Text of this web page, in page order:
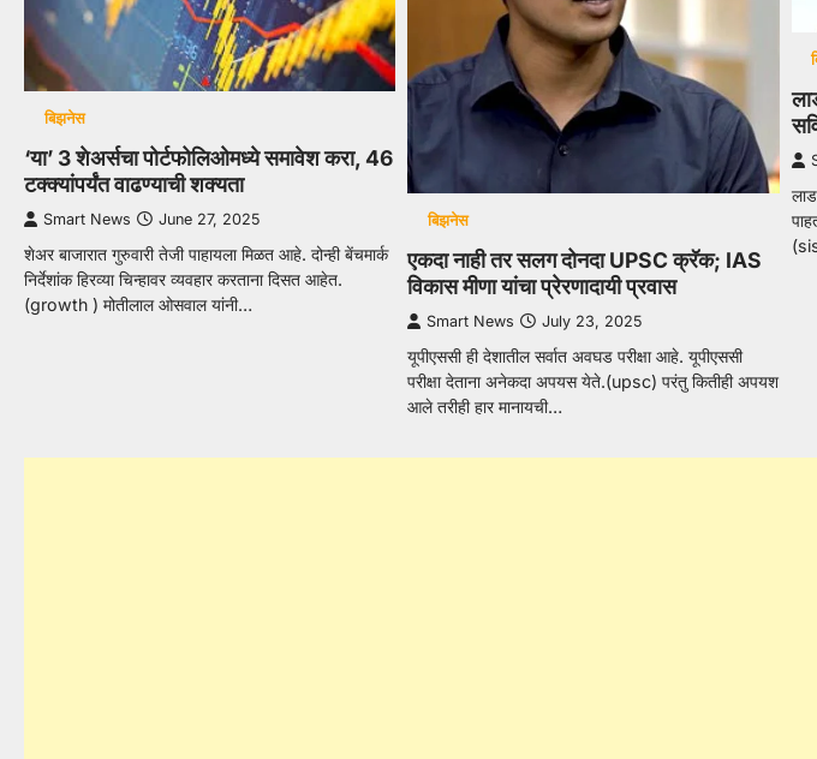
बिझनेस
‘या’ 3 शेअर्सचा पोर्टफोलिओमध्ये समावेश करा, 46
टक्क्यांपर्यंत वाढण्याची शक्यता
Smart News June 27, 2025
शेअर बाजारात गुरुवारी तेजी पाहायला मिळत आहे. दोन्ही बेंचमार्क
निर्देशांक हिरव्या चिन्हावर व्यवहार करताना दिसत आहेत.
(growth ) मोतीलाल ओसवाल यांनी…
बिझनेस
एकदा नाही तर सलग दोनदा UPSC क्रॅक; IAS
विकास मीणा यांचा प्रेरणादायी प्रवास
Smart News July 23, 2025
यूपीएससी ही देशातील सर्वात अवघड परीक्षा आहे. यूपीएससी
परीक्षा देताना अनेकदा अपयस येते.(upsc) परंतु कितीही अपयश
आले तरीही हार मानायची…